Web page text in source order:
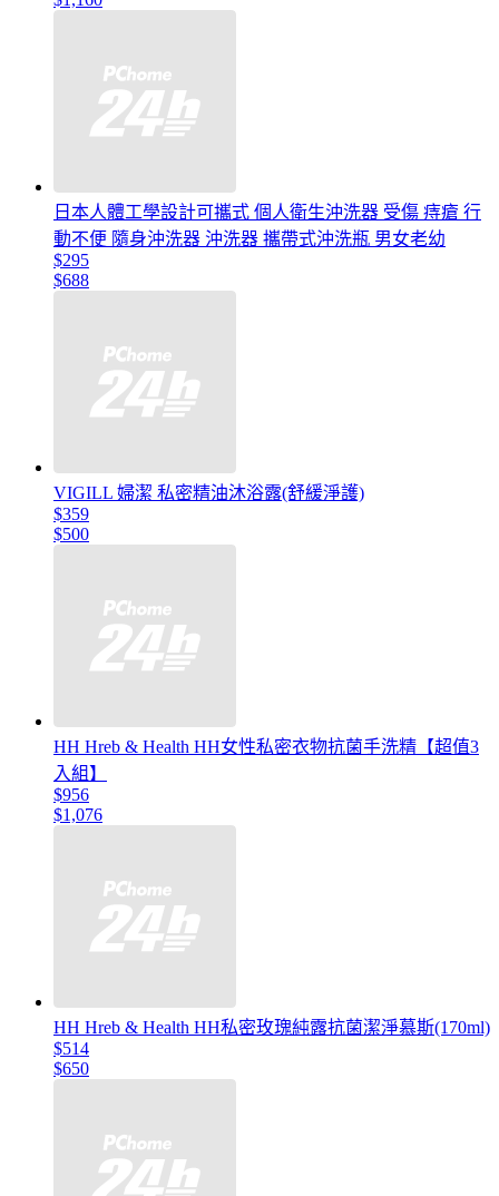
日本人體工學設計可攜式 個人衛生沖洗器 受傷 痔瘡 行
動不便 隨身沖洗器 沖洗器 攜帶式沖洗瓶 男女老幼
$295
$688
VIGILL 婦潔 私密精油沐浴露(舒緩淨護)
$359
$500
HH Hreb & Health HH女性私密衣物抗菌手洗精【超值3
入組】
$956
$1,076
HH Hreb & Health HH私密玫瑰純露抗菌潔淨慕斯(170ml)
$514
$650